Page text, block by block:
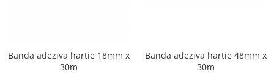
Banda adeziva hartie 18mm x
30m
Banda adeziva hartie 48mm x
30m